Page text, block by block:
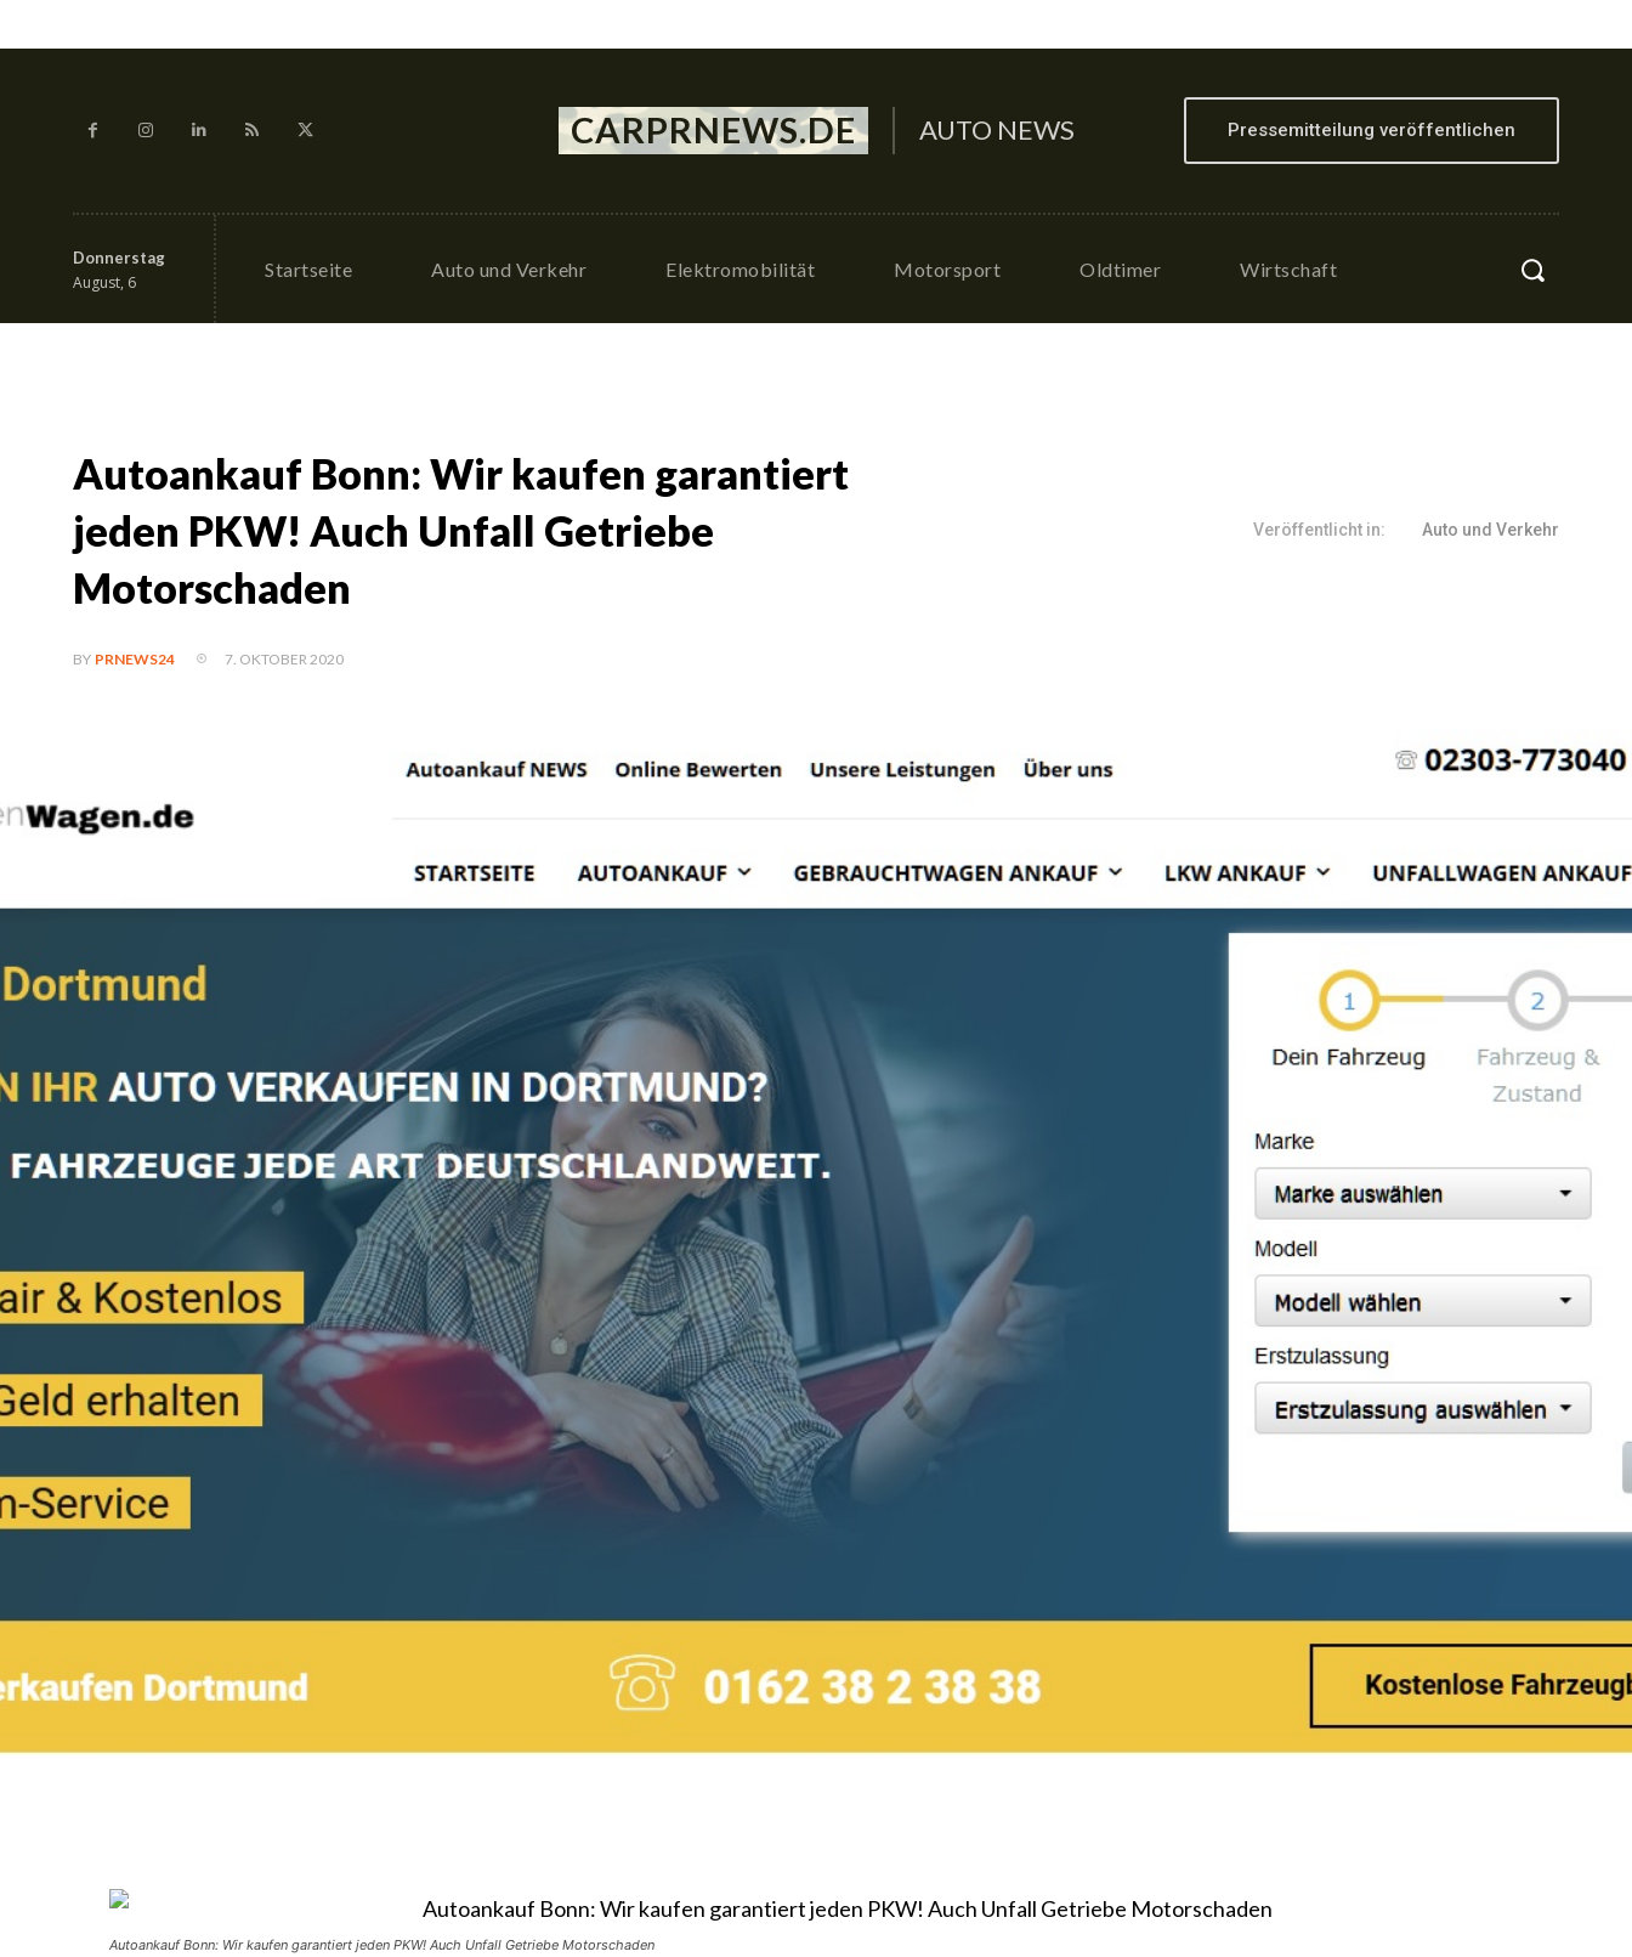
CARPRNEWS.DE AUTO NEWS Pressemitteilung veröffentlichen
Donnerstag
August, 6
Startseite Auto und Verkehr Elektromobilität Motorsport Oldtimer Wirtschaft
Autoankauf Bonn: Wir kaufen garantiert
jeden PKW! Auch Unfall Getriebe
Motorschaden
Veröffentlicht in: Auto und Verkehr
BY PRNEWS24 7. OKTOBER 2020
Autoankauf Bonn: Wir kaufen garantiert jeden PKW! Auch Unfall Getriebe Motorschaden